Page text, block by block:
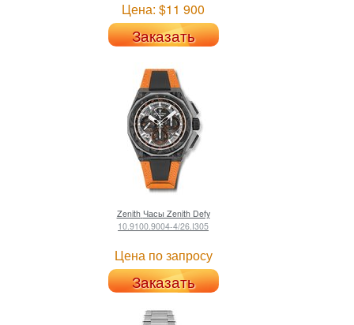
Цена: $11 900
Заказать
Zenith Часы Zenith Defy
10.9100.9004-4/26.I305
Цена по запросу
Заказать